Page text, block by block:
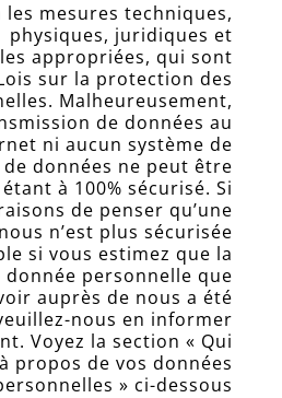
les mesures techniques,
physiques, juridiques et
appropriées, qui sont
sur la protection des
Malheureusement,
de données au
ni aucun système de
données ne peut être
à 100% sécurisé. Si
de penser qu’une
n’est plus sécurisée
si vous estimez que la
personnelle que
auprès de nous a été
nous en informer
Voyez la section « Qui
propos de vos données
» ci-dessous.